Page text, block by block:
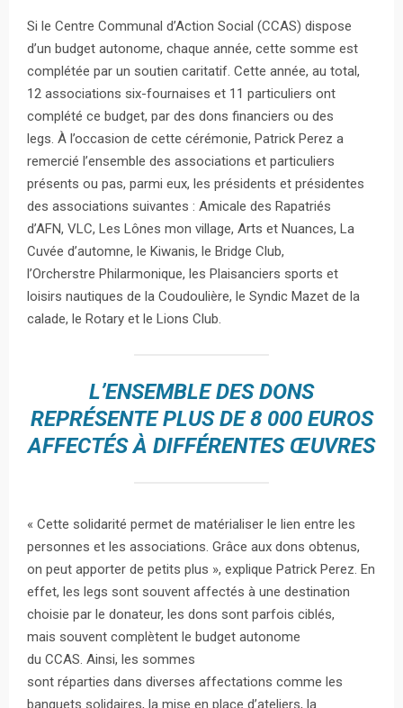
Si le Centre Communal d’Action Social (CCAS) dispose
d’un budget autonome, chaque année, cette somme est
complétée par un soutien caritatif. Cette année, au total,
12 associations six-fournaises et 11 particuliers ont
complété ce budget, par des dons financiers ou des
legs. À l’occasion de cette cérémonie, Patrick Perez a
remercié l’ensemble des associations et particuliers
présents ou pas, parmi eux, les présidents et présidentes
des associations suivantes : Amicale des Rapatriés
d’AFN, VLC, Les Lônes mon village, Arts et Nuances, La
Cuvée d’automne, le Kiwanis, le Bridge Club,
l’Orcherstre Philarmonique, les Plaisanciers sports et
loisirs nautiques de la Coudoulière, le Syndic Mazet de la
calade, le Rotary et le Lions Club.
L’ENSEMBLE DES DONS
REPRÉSENTE PLUS DE 8 000 EUROS
AFFECTÉS À DIFFÉRENTES ŒUVRES
« Cette solidarité permet de matérialiser le lien entre les
personnes et les associations. Grâce aux dons obtenus,
on peut apporter de petits plus », explique Patrick Perez. En
effet, les legs sont souvent affectés à une destination
choisie par le donateur, les dons sont parfois ciblés,
mais souvent complètent le budget autonome
du CCAS. Ainsi, les sommes
sont réparties dans diverses affectations comme les
banquets solidaires, la mise en place d’ateliers, la